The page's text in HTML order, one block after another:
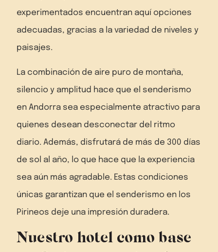
experimentados encuentran aquí opciones
adecuadas, gracias a la variedad de niveles y
paisajes.
La combinación de aire puro de montaña,
silencio y amplitud hace que el senderismo
en Andorra sea especialmente atractivo para
quienes desean desconectar del ritmo
diario. Además, disfrutará de más de 300 días
de sol al año, lo que hace que la experiencia
sea aún más agradable. Estas condiciones
únicas garantizan que el senderismo en los
Pirineos deje una impresión duradera.
Nuestro hotel como base